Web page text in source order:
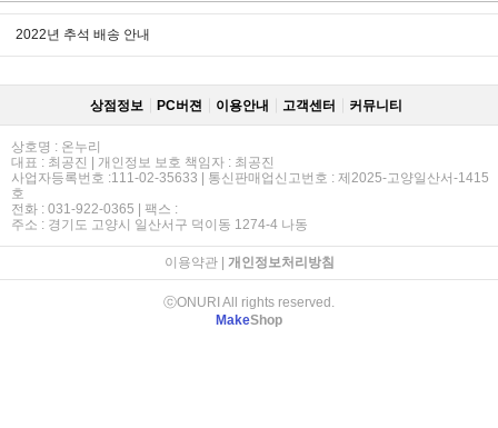
2022년 추석 배송 안내
상점정보 PC버젼 이용안내 고객센터 커뮤니티
상호명 : 온누리
대표 : 최공진 | 개인정보 보호 책임자 : 최공진
사업자등록번호 :111-02-35633 | 통신판매업신고번호 : 제2025-고양일산서-1415
호
전화 : 031-922-0365 | 팩스 :
주소 : 경기도 고양시 일산서구 덕이동 1274-4 나동
이용약관| 개인정보처리방침
ⓒONURI All rights reserved.
MakeShop